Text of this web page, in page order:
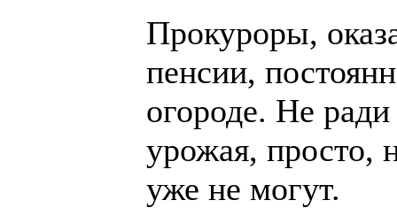
Прокуроры,
пенсии,
огороде. Не ради
урожая, просто,
уже не могут.